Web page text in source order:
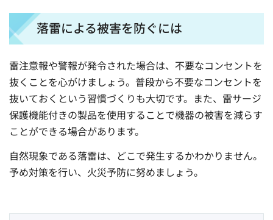
落雷による被害を防ぐには
雷注意報や警報が発令された場合は、不要なコンセントを
抜くことを心がけましょう。普段から不要なコンセントを
抜いておくという習慣づくりも大切です。また、雷サージ
保護機能付きの製品を使用することで機器の被害を減らす
ことができる場合があります。
自然現象である落雷は、どこで発生するかわかりません。
予め対策を行い、火災予防に努めましょう。